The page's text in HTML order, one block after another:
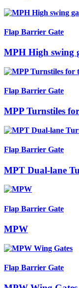
Flap Barrier Gate
MPH High swing
Flap Barrier Gate
MPP Turnstiles
Flap Barrier Gate
MPT Dual-lane
Flap Barrier Gate
MPW
Flap Barrier Gate